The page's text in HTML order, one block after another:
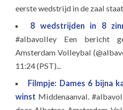
eerste wedstrijd in de zaal
8 wedstrijden in 8
#albavolley Een bericht
Amsterdam Volleybal
11:24 (PST)...
Filmpje: Dames 6 bijna
winst Middenaanval.